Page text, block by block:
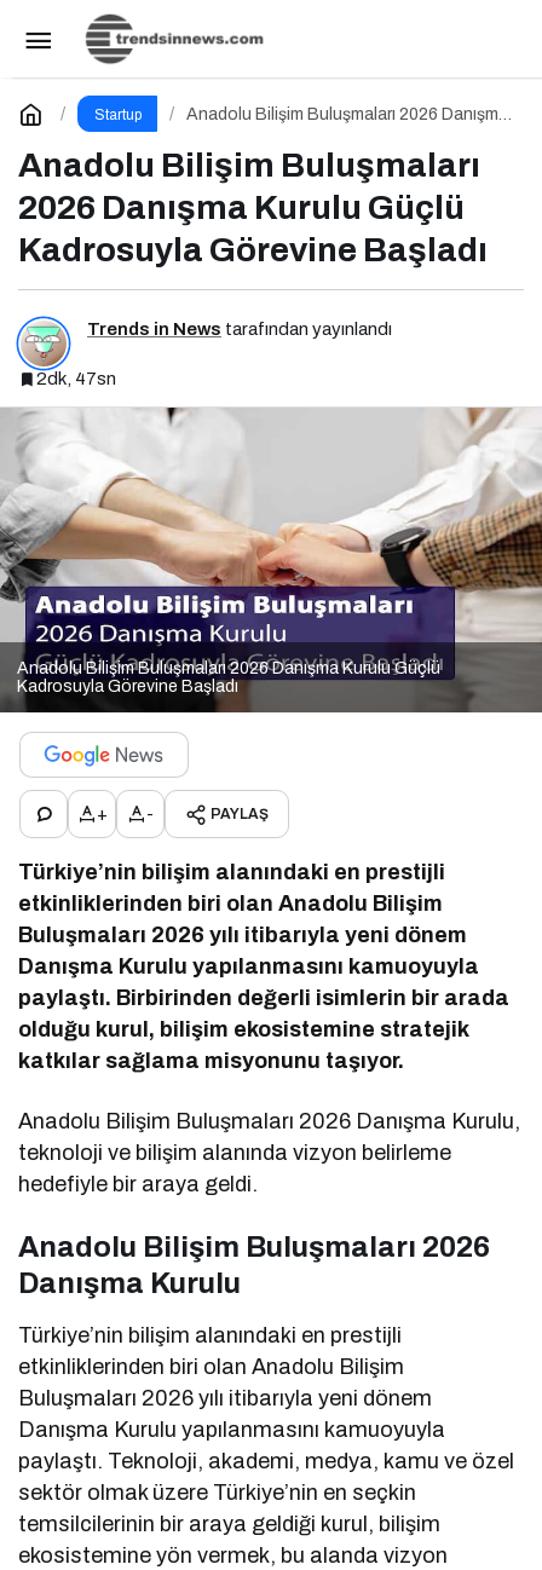
Startup
Anadolu Bilişim Buluşmaları 2026 Danışma
Anadolu Bilişim Buluşmaları
2026 Danışma Kurulu Güçlü
Kadrosuyla Görevine Başladı
Trends in News tarafından yayınlandı
2dk, 47sn
Anadolu Bilişim Buluşmaları 2026 Danışma Kurulu Güçlü
Kadrosuyla Görevine Başladı
+ - PAYLAŞ
Türkiye’nin bilişim alanındaki en prestijli
etkinliklerinden biri olan Anadolu Bilişim
Buluşmaları 2026 yılı itibarıyla yeni dönem
Danışma Kurulu yapılanmasını kamuoyuyla
paylaştı. Birbirinden değerli isimlerin bir arada
olduğu kurul, bilişim ekosistemine stratejik
katkılar sağlama misyonunu taşıyor.
Anadolu Bilişim Buluşmaları 2026 Danışma Kurulu,
teknoloji ve bilişim alanında vizyon belirleme
hedefiyle bir araya geldi.
Anadolu Bilişim Buluşmaları 2026
Danışma Kurulu
Türkiye’nin bilişim alanındaki en prestijli
etkinliklerinden biri olan Anadolu Bilişim
Buluşmaları 2026 yılı itibarıyla yeni dönem
Danışma Kurulu yapılanmasını kamuoyuyla
paylaştı. Teknoloji, akademi, medya, kamu ve özel
sektör olmak üzere Türkiye’nin en seçkin
temsilcilerinin bir araya geldiği kurul, bilişim
ekosistemine yön vermek, bu alanda vizyon
Big Bang Startup Challenge 2025 İçin Geri
Sayım Başladı
Yorum Yap